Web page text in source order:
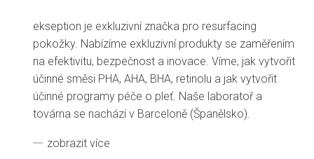
ekseption je exkluzivní značka pro resurfacing
pokožky. Nabízíme exkluzivní produkty se zaměřením
na efektivitu, bezpečnost a inovace. Víme, jak vytvořit
účinné směsi PHA, AHA, BHA, retinolu a jak vytvořit
účinné programy péče o pleť. Naše laboratoř a
továrna se nachází v Barceloně (Španělsko).
zobrazit více